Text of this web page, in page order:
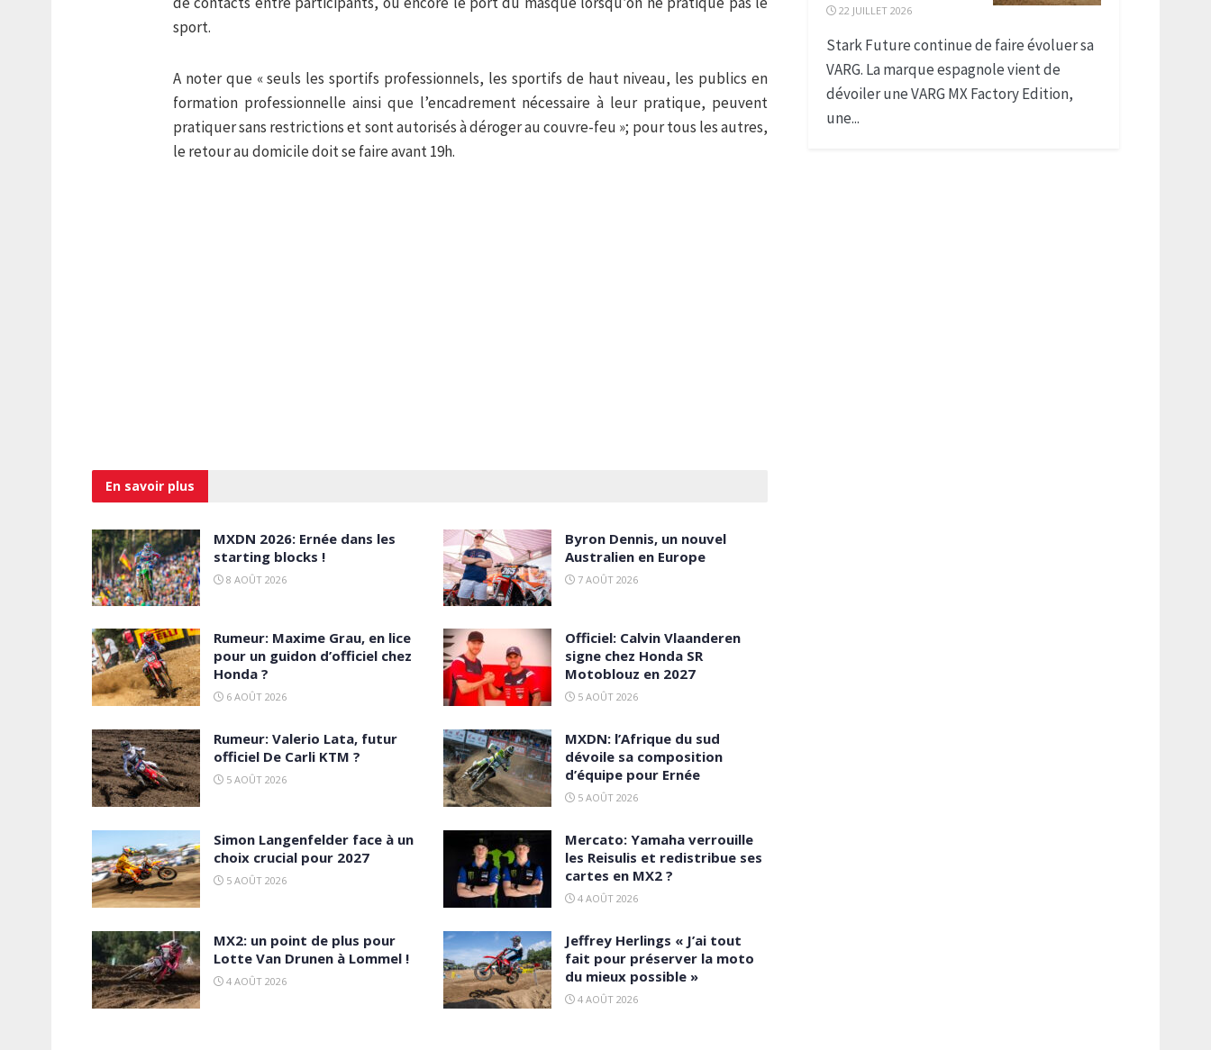
sport.
A noter que « seuls les sportifs professionnels, les sportifs de haut niveau, les publics en
formation professionnelle ainsi que l’encadrement nécessaire à leur pratique, peuvent
pratiquer sans restrictions et sont autorisés à déroger au couvre-feu »; pour tous les autres,
le retour au domicile doit se faire avant 19h.
En savoir plus
MXDN 2026: Ernée dans les
starting blocks !
8 AOÛT 2026
Byron Dennis, un nouvel
Australien en Europe
7 AOÛT 2026
Rumeur: Maxime Grau, en lice
pour un guidon d’officiel chez
Honda ?
6 AOÛT 2026
Officiel: Calvin Vlaanderen
signe chez Honda SR
Motoblouz en 2027
5 AOÛT 2026
Rumeur: Valerio Lata, futur
officiel De Carli KTM ?
5 AOÛT 2026
MXDN: l’Afrique du sud
dévoile sa composition
d’équipe pour Ernée
5 AOÛT 2026
Simon Langenfelder face à un
choix crucial pour 2027
5 AOÛT 2026
Mercato: Yamaha verrouille
les Reisulis et redistribue ses
cartes en MX2 ?
4 AOÛT 2026
MX2: un point de plus pour
Lotte Van Drunen à Lommel !
4 AOÛT 2026
Jeffrey Herlings « J’ai tout
fait pour préserver la moto
du mieux possible »
4 AOÛT 2026
22 JUILLET 2026
Stark Future continue de faire évoluer sa
VARG. La marque espagnole vient de
dévoiler une VARG MX Factory Edition,
une...